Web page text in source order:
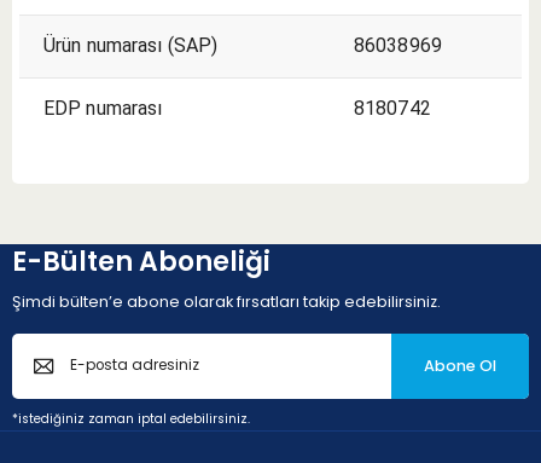
Ürün numarası (SAP) 86038969
EDP numarası 8180742
E-Bülten Aboneliği
Şimdi bülten’e abone olarak fırsatları takip edebilirsiniz.
Abone Ol
*istediğiniz zaman iptal edebilirsiniz.